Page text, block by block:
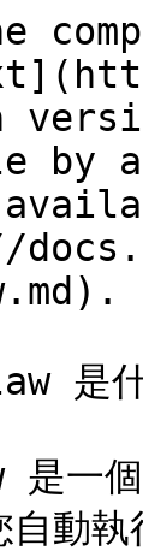
by
是
是一
自動